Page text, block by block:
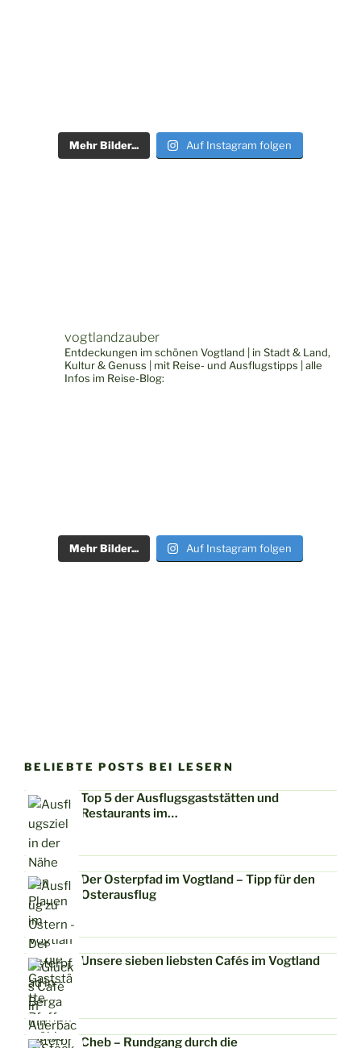
Mehr Bilder... Auf Instagram folgen
vogtlandzauber
Entdeckungen im schönen Vogtland | in Stadt & Land,
Kultur & Genuss | mit Reise- und Ausflugstipps | alle
Infos im Reise-Blog:
Mehr Bilder... Auf Instagram folgen
BELIEBTE POSTS BEI LESERN
Top 5 der Ausflugsgaststätten und
Restaurants im…
Der Osterpfad im Vogtland – Tipp für den
Osterausflug
Unsere sieben liebsten Cafés im Vogtland
Cheb – Rundgang durch die